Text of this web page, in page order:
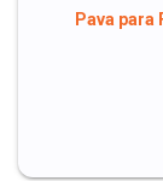
Pava para